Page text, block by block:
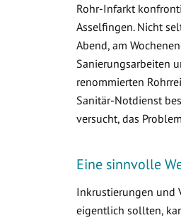
Rohr-Infarkt
Asselfingen. Nicht
Abend, am
Sanierungsarbeiten
renommierten
Sanitär-Notdienst
versucht, das
Eine sinnvolle
Inkrustierungen und
eigentlich sollten,